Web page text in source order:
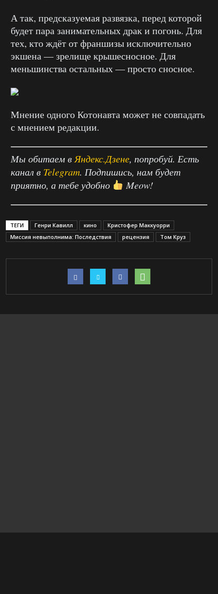
А так, предсказуемая развязка, перед которой
будет пара занимательных драк и погонь. Для
тех, кто ждёт от франшизы исключительно
экшена — зрелище крышесносное. Для
меньшинства остальных — просто сносное.
Мнение одного Котонавта может не совпадать
с мнением редакции.
Мы обитаем в Яндекс.Дзене, попробуй. Есть
канал в Telegram. Подпишись, нам будет
приятно, а тебе удобно
Meow!
ТЕГИ Генри Кавилл кино
Кристофер Маккуорри
Миссия невыполнима: Последствия
рецензия Том Круз